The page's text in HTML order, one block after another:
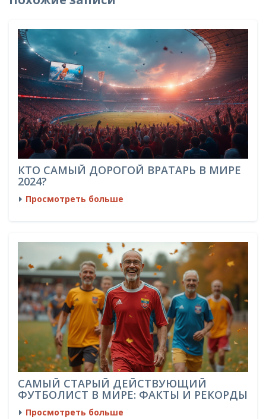
КТО САМЫЙ ДОРОГОЙ ВРАТАРЬ В МИРЕ
2024?
Просмотреть больше
САМЫЙ СТАРЫЙ ДЕЙСТВУЮЩИЙ
ФУТБОЛИСТ В МИРЕ: ФАКТЫ И РЕКОРДЫ
Просмотреть больше